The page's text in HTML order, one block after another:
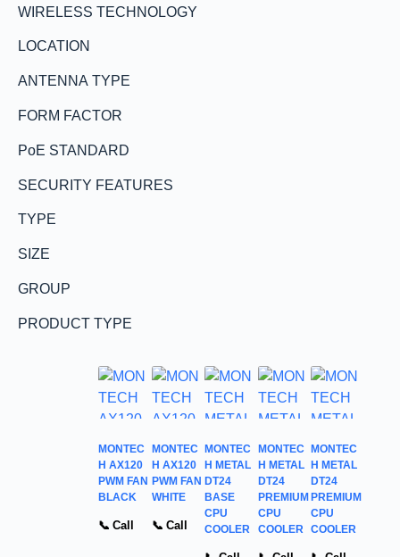
WIRELESS TECHNOLOGY
LOCATION
ANTENNA TYPE
FORM FACTOR
PoE STANDARD
SECURITY FEATURES
TYPE
SIZE
GROUP
PRODUCT TYPE
MONTEC
H AX120
PWM FAN
BLACK
📞 Call
MONTEC
H AX120
PWM FAN
WHITE
📞 Call
MONTEC
H METAL
DT24
BASE
CPU
COOLER
MONTEC
H METAL
DT24
PREMIUM
CPU
COOLER
MONTEC
H METAL
DT24
PREMIUM
CPU
COOLER